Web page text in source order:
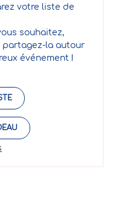
votre liste de
souhaitez,
la autour
événement !